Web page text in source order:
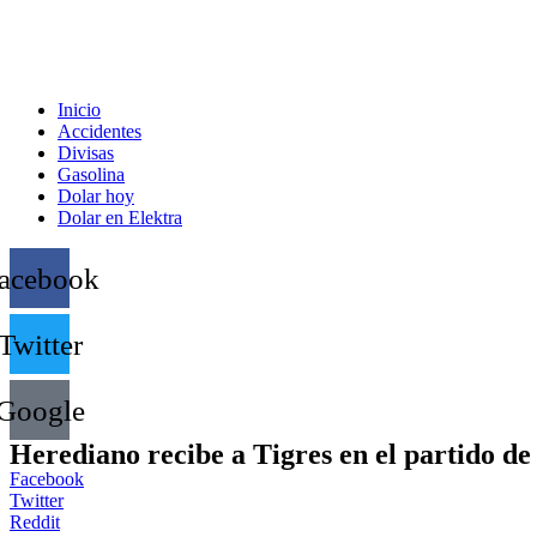
Inicio
Accidentes
Divisas
Gasolina
Dolar hoy
Dolar en Elektra
Herediano recibe a Tigres en el partido
Facebook
Twitter
Reddit